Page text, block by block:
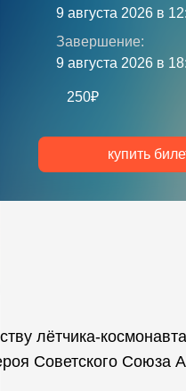
купить
9 августа 2026 в
Завершение:
9 августа 2026 в
250₽
лётчика-
Советского Союза